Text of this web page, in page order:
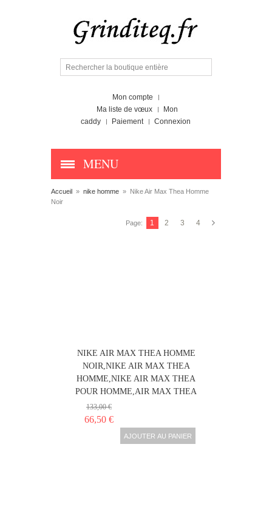
Mon compte
Ma liste de vœux
Mon
caddy
Paiement Connexion
MENU
Accueil » nike homme » Nike Air Max Thea Homme
Noir
Page: 1 2 3 4
NIKE AIR MAX THEA HOMME
NOIR,NIKE AIR MAX THEA
HOMME,NIKE AIR MAX THEA
POUR HOMME,AIR MAX THEA
133,00 €
66,50 €
AJOUTER AU PANIER